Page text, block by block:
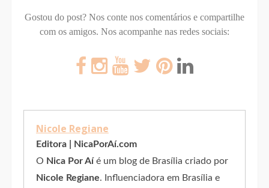
Gostou do post? Nos conte nos comentários e compartilhe
com os amigos. Nos acompanhe nas redes sociais:
Nicole Regiane
Editora | NicaPorAí.com
O Nica Por Aíé um blog de Brasília criado por
Nicole Regiane. Influenciadora em Brasília e